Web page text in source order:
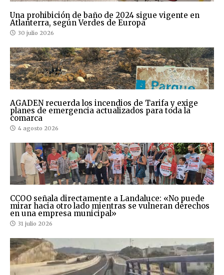
Una prohibición de baño de 2024 sigue vigente en
Atlanterra, según Verdes de Europa
30 julio 2026
AGADEN recuerda los incendios de Tarifa y exige
planes de emergencia actualizados para toda la
comarca
4 agosto 2026
CCOO señala directamente a Landaluce: «No puede
mirar hacia otro lado mientras se vulneran derechos
en una empresa municipal»
31 julio 2026